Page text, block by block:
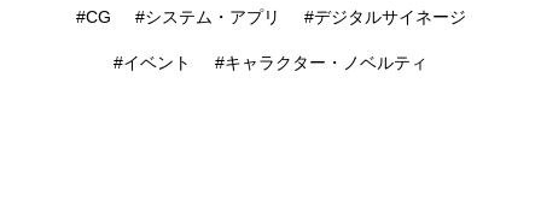
#CG #システム・アプリ #デジタルサイネージ
#イベント #キャラクター・ノベルティ